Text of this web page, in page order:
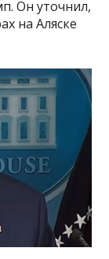
Он уточнил,
на Аляске